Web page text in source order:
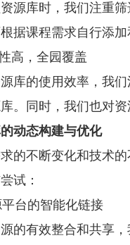
源库时，我们注重
据课程需求自行添
高，全园覆盖
库的使用效率，我
。同时，我们也对
动态构建与优化
的不断变化和技术
试：
台的智能化链接
的有效整合和共享